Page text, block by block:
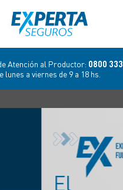
Atención al Productor: 0800 333
lunes a viernes de 9 a 18 hs.